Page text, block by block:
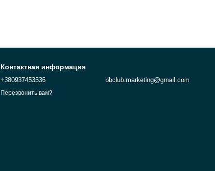
Контактная информация
+380937453536
Перезвонить вам?
bbclub.marketing@gmail.com